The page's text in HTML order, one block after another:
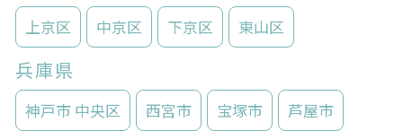
上京区 中京区 下京区 東山区
兵庫県
神戸市 中央区 西宮市 宝塚市 芦屋市